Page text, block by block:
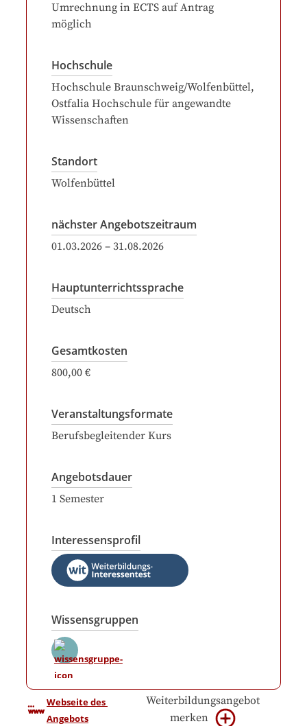
Umrechnung in ECTS auf Antrag
möglich
Hochschule
Hochschule Braunschweig/Wolfenbüttel,
Ostfalia Hochschule für angewandte
Wissenschaften
Standort
Wolfenbüttel
nächster Angebotszeitraum
01.03.2026 – 31.08.2026
Hauptunterrichtssprache
Deutsch
Gesamtkosten
800,00 €
Veranstaltungsformate
Berufsbegleitender Kurs
Angebotsdauer
1 Semester
Interessensprofil
Wissensgruppen
Webseite des
Angebots
Weiterbildungsangebot
merken